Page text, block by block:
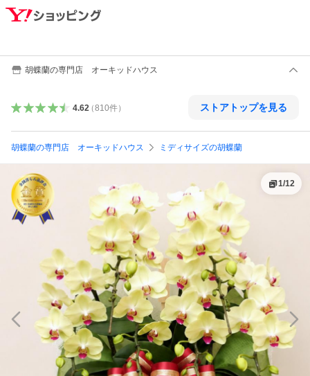
胡蝶蘭の専門店 オーキッドハウス
4.62（810件） ストアトップを見る
胡蝶蘭の専門店 オーキッドハウス ミディサイズの胡蝶蘭
1/12